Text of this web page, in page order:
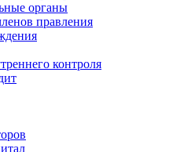
органы
правления
контроля